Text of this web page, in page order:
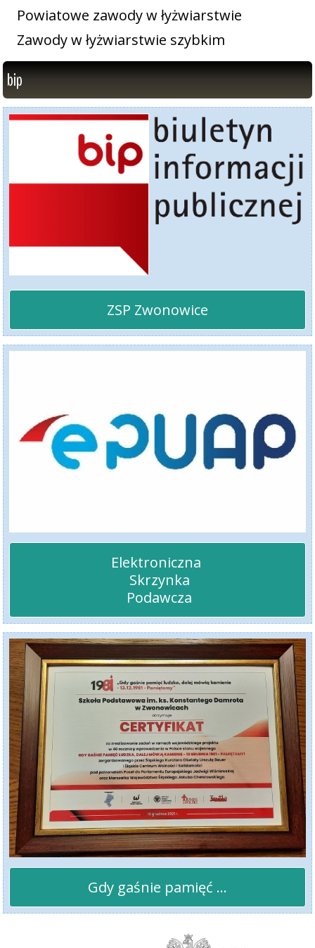
Powiatowe zawody w łyżwiarstwie
Zawody w łyżwiarstwie szybkim
bip
ZSP Zwonowice
Elektroniczna
Podawcza
Gdy gaśnie pamięć ...